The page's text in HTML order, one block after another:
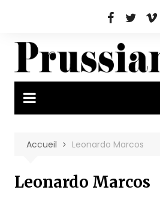
Accueil Leonardo Marcos
Leonardo Marcos